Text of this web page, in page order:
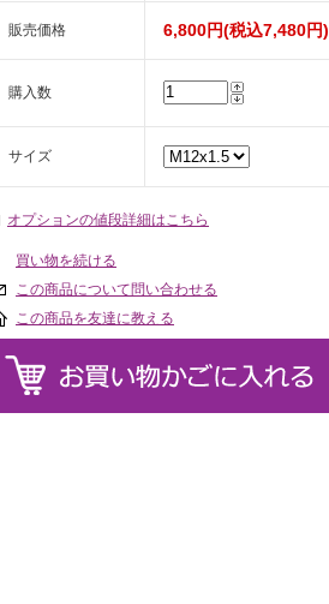
販売価格 6,800円(税込7,480円)
購入数
サイズ
オプションの値段詳細はこちら
買い物を続ける
この商品について問い合わせる
この商品を友達に教える